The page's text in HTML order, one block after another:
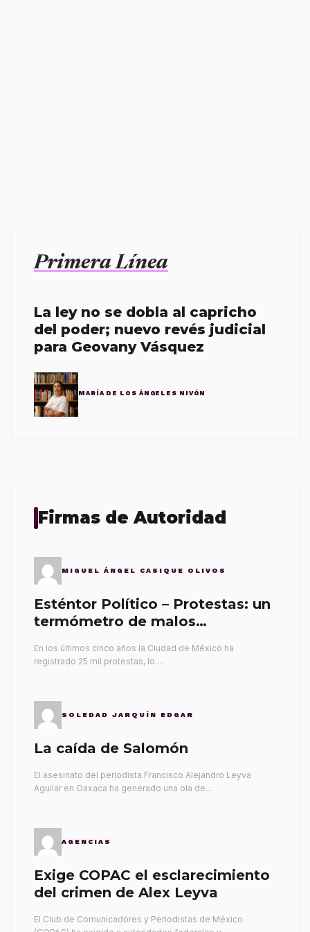
Primera Línea
La ley no se dobla al capricho
del poder; nuevo revés judicial
para Geovany Vásquez
MARÍA DE LOS ÁNGELES NIVÓN
Firmas de Autoridad
MIGUEL ÁNGEL CASIQUE OLIVOS
Esténtor Político – Protestas: un
termómetro de malos
En los últimos cinco años la Ciudad de México ha
registrado 25 mil protestas, lo…
SOLEDAD JARQUÍN EDGAR
La caída de Salomón
El asesinato del periodista Francisco Alejandro Leyva
Aguilar en Oaxaca ha generado una ola de…
AGENCIAS
Exige COPAC el esclarecimiento
del crimen de Alex Leyva
El Club de Comunicadores y Periodistas de México